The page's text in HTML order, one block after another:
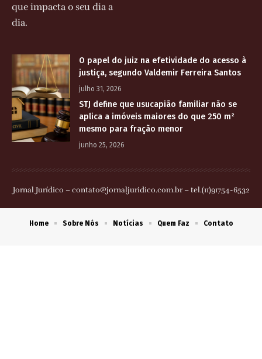
que impacta o seu dia a
dia.
O papel do juiz na efetividade do acesso à
justiça, segundo Valdemir Ferreira Santos
julho 31, 2026
STJ define que usucapião familiar não se
aplica a imóveis maiores do que 250 m²
mesmo para fração menor
junho 25, 2026
Jornal Jurídico –contato@jornaljuridico.com.br– tel.(11)91754-6532
Home Sobre Nós Notícias Quem Faz Contato